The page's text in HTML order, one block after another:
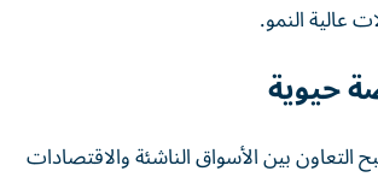
عالية النمو.
حيوية
التعاون بين الأسواق الناشئة والاقتصادات